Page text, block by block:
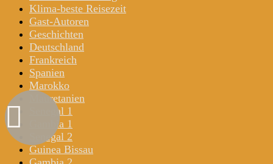
Klima-beste Reisezeit
Gast-Autoren
Geschichten
Deutschland
Frankreich
Spanien
Marokko
Mauretanien
Senegal 1
Gambia 1
Senegal 2
Guinea Bissau